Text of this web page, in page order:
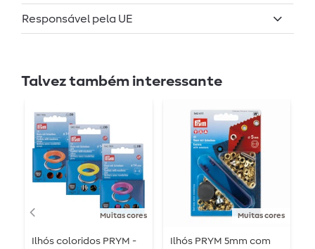
Responsável pela UE
Talvez também interessante
Muitas cores
Ilhós coloridos PRYM -
Muitas cores
Ilhós PRYM 5mm com